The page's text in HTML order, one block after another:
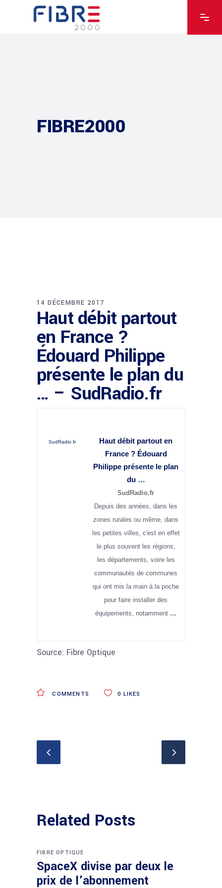
FIBRE2000
14 DÉCEMBRE 2017
Haut débit partout
en France ?
Édouard Philippe
présente le plan du
… – SudRadio.fr
SudRadio.fr
Haut débit partout en
France? Édouard
Philippe présente le plan
du …
SudRadio.fr
Depuis des années, dans les
zones rurales ou même, dans
les petites villes, c'est en effet
le plus souvent les régions,
les départements, voire les
communautés de communes
qui ont mis la main à la poche
pour faire installer des
équipements, notamment …
Source: Fibre Optique
COMMENTS 0 LIKES
Related Posts
FIBRE OPTIQUE
SpaceX divise par deux le
prix de l’abonnement